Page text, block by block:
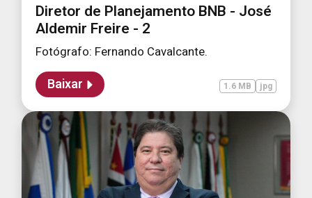
Diretor de Planejamento BNB - José
Aldemir Freire - 2
Fotógrafo: Fernando Cavalcante.
Baixar 1.6 MB jpg